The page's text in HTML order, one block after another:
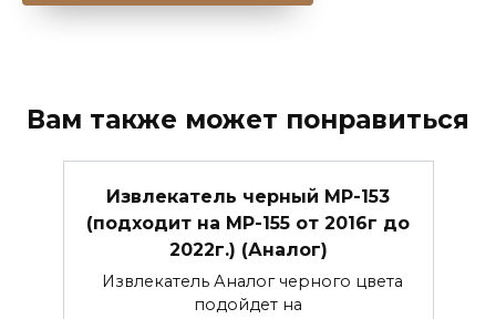
Вам также может понравиться
Извлекатель черный МР-153
(подходит на МР-155 от 2016г до
2022г.) (Аналог)
Извлекатель Аналог черного цвета
подойдет на